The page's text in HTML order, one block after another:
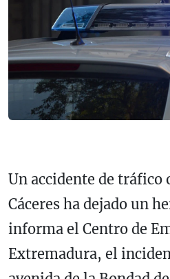
Un accidente de tráfico
Cáceres ha dejado un
informa el Centro de
Extremadura, el